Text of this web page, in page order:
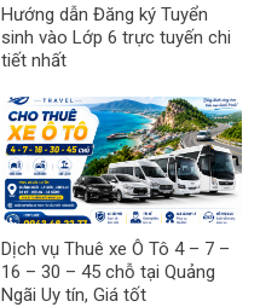
Hướng dẫn Đăng ký Tuyển
sinh vào Lớp 6 trực tuyến chi
tiết nhất
Dịch vụ Thuê xe Ô Tô 4 – 7 –
16 – 30 – 45 chỗ tại Quảng
Ngãi Uy tín, Giá tốt